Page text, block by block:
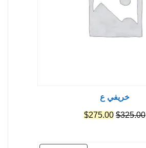
خريفي ع
$325.00
السعر $275.00 السعر
هو: